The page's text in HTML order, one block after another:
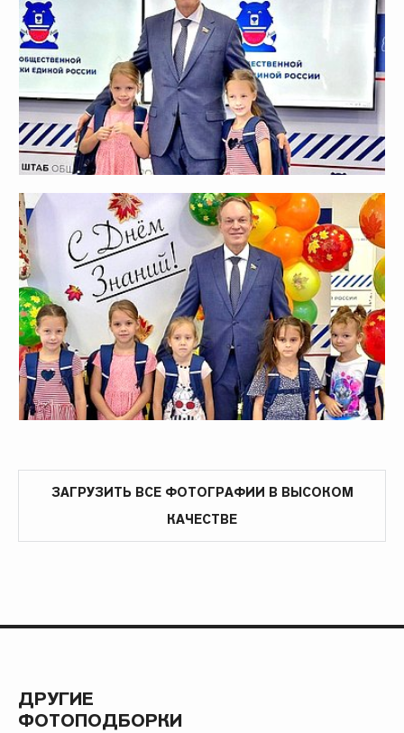
ЗАГРУЗИТЬ ВСЕ ФОТОГРАФИИ В ВЫСОКОМ
КАЧЕСТВЕ
ДРУГИЕ
ФОТОПОДБОРКИ